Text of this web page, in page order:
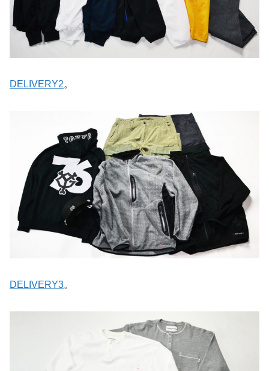
DELIVERY2。
DELIVERY3。